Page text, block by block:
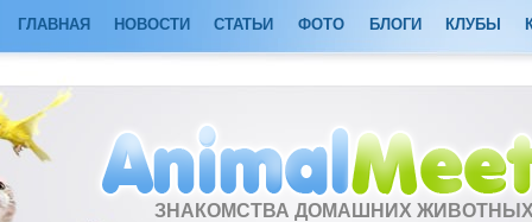
ГЛАВНАЯ НОВОСТИ СТАТЬИ ФОТО БЛОГИ КЛУБЫ
ЗНАКОМСТВА ДОМАШНИХ